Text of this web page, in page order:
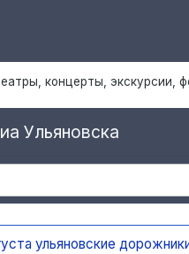
концерты, экскурсии,
Ульяновска
ульяновские